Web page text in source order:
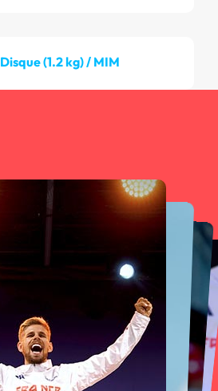
Disque (1.2 kg) / MIM